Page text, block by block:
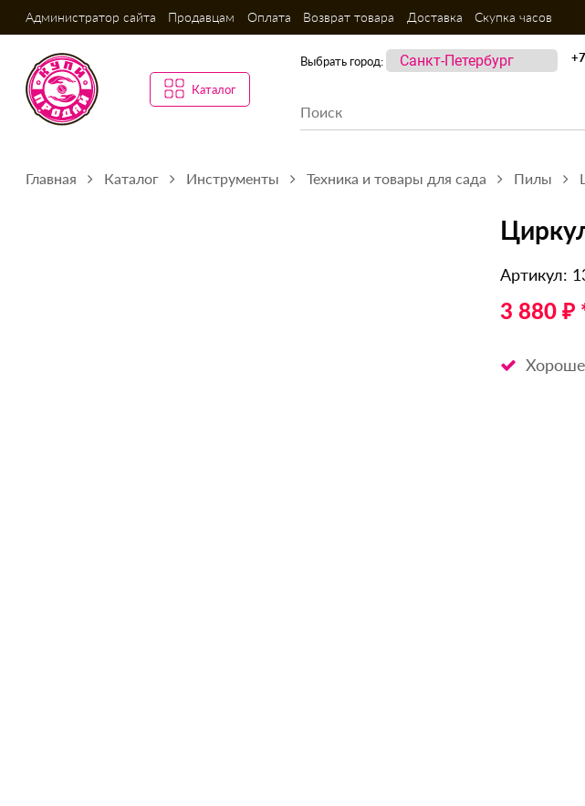
Администратор сайта Продавцам Оплата Возврат товара Доставка Скупка часов
Каталог
Выбрать город:
Главная Каталог Инструменты Техника и товары для сада Пилы
Артикул:
3 880 ₽